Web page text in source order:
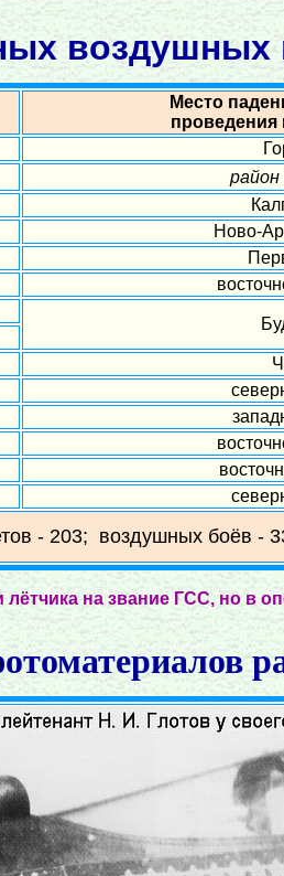
воздушных
Место
проведения
район
Ново-
- 203; воздушных боёв -
на звание ГСС, но в